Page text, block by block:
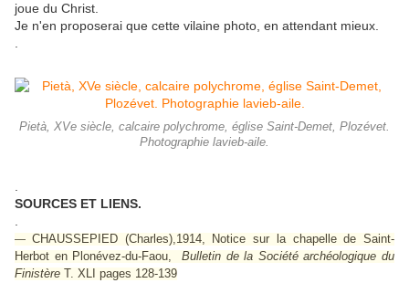
joue du Christ.
Je n'en proposerai que cette vilaine photo, en attendant mieux.
Pietà, XVe siècle, calcaire polychrome, église Saint-Demet, Plozévet.
Photographie lavieb-aile.
SOURCES ET LIENS.
— CHAUSSEPIED (Charles),1914, Notice sur la chapelle de Saint-
Herbot en Plonévez-du-Faou,Bulletin de la Société archéologique du
Finistère T. XLI pages 128-139